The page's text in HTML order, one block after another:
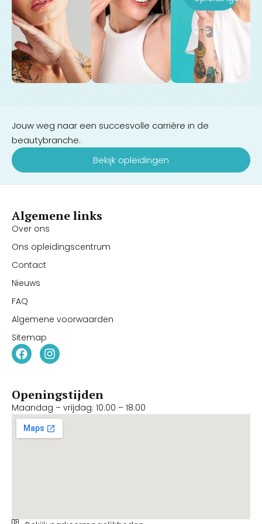
Jouw weg naar een succesvolle carrière in de
beautybranche.
Bekijk opleidingen
Algemene links
Over ons
Ons opleidingscentrum
Contact
Nieuws
FAQ
Algemene voorwaarden
Sitemap
Openingstijden
Maandag – vrijdag: 10.00 – 18.00